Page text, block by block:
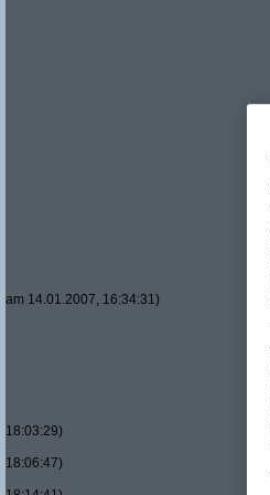
am 14.01.2007, 16:34:31)
18:03:29)
18:06:47)